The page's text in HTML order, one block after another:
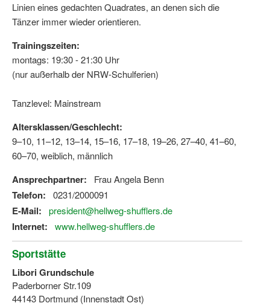
Kinder- und Jugendqualifizierung
Linien eines gedachten Quadrates, an denen sich die
Tänzer immer wieder orientieren.
Trainingszeiten:
montags: 19:30 - 21:30 Uhr
(nur außerhalb der NRW-Schulferien)
Tanzlevel: Mainstream
Altersklassen/Geschlecht:
9–10, 11–12, 13–14, 15–16, 17–18, 19–26, 27–40, 41–60,
60–70, weiblich, männlich
Ansprechpartner: Frau Angela Benn
Telefon: 0231/2000091
E-Mail: president@hellweg-shufflers.de
Internet: www.hellweg-shufflers.de
Sportstätte
Libori Grundschule
Paderborner Str.109
44143 Dortmund (Innenstadt Ost)